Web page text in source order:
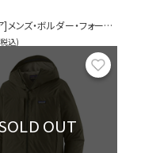
[パタゴニア]メンズ・ボルダー・フォーク・レイン・ジャケット
込)
OUT